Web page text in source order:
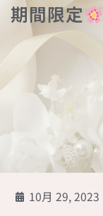
期間限定
10月 29, 2023